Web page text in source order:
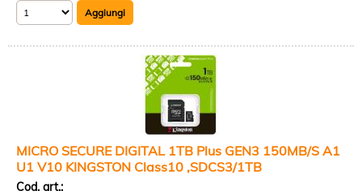
MICRO SECURE DIGITAL 1TB Plus GEN3 150MB/S A1
U1 V10 KINGSTON Class10 ,SDCS3/1TB
Cod. art.: